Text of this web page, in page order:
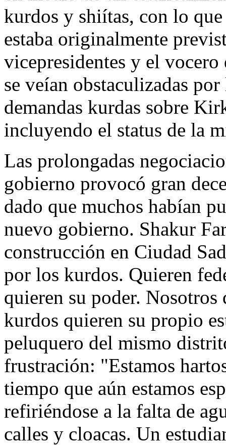
kurdos y shiítas, con lo
estaba originalmente
vicepresidentes y el
se veían obstaculizadas
demandas kurdas sobre
incluyendo el status de la
Las prolongadas
gobierno provocó gran
dado que muchos habían
nuevo gobierno. Shakur
construcción en Ciudad
por los kurdos. Quieren
quieren su poder.
kurdos quieren su propio
peluquero del mismo
frustración: "Estamos
tiempo que aún estamos
refiriéndose a la falta de
calles y cloacas. Un